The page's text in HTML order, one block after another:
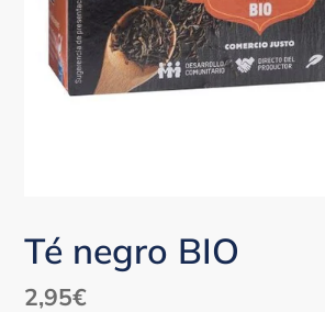
Té negro BIO
Precio
2,95€